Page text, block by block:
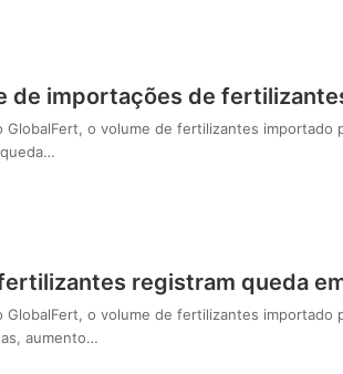
de importações de
GlobalFert, o volume de fertilizantes importado
registram queda
GlobalFert, o volume de fertilizantes importado
aumento…